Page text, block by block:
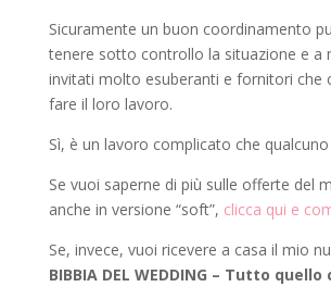
Sicuramente un buon coordinamento
tenere sotto controllo la situazione e a
invitati molto esuberanti e fornitori che
fare il loro lavoro.
Sì, è un lavoro complicato che
Se vuoi saperne di più sulle offerte del
anche in versione “soft”, clicca qui e
Se, invece, vuoi ricevere a casa il mio
BIBBIA DEL WEDDING – Tutto quello